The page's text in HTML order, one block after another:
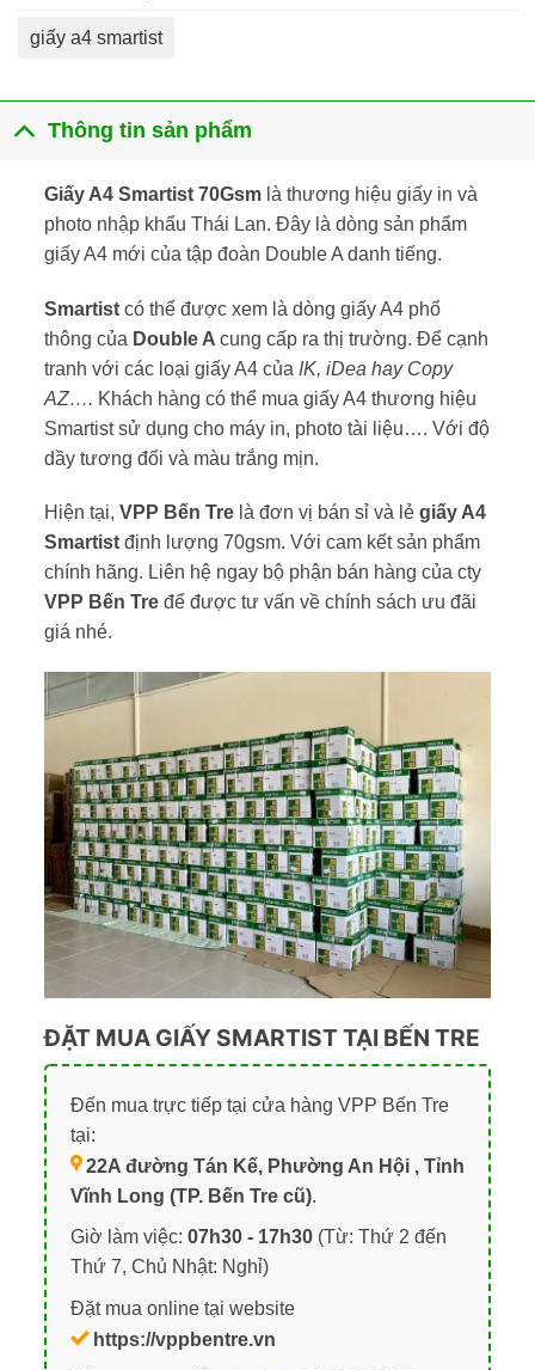
giấy a4 smartist
Thông tin sản phẩm
Giấy A4 Smartist 70Gsmlà thương hiệu giấy in và
photo nhập khẩu Thái Lan. Đây là dòng sản phẩm
giấy A4 mới của tập đoàn Double A danh tiếng.
Smartist có thể được xem là dòng giấy A4 phổ
thông của Double A cung cấp ra thị trường. Để cạnh
tranh với các loại giấy A4 của IK, iDea hay Copy
AZ…. Khách hàng có thể mua giấy A4 thương hiệu
Smartist sử dụng cho máy in, photo tài liệu…. Với độ
dầy tương đối và màu trắng mịn.
Hiện tại, VPP Bến Tre là đơn vị bán sỉ và lẻ giấy A4
Smartist định lượng 70gsm. Với cam kết sản phẩm
chính hãng. Liên hệ ngay bộ phận bán hàng của cty
VPP Bến Tre để được tư vấn về chính sách ưu đãi
giá nhé.
ĐẶT MUA GIẤY SMARTIST TẠI BẾN TRE
Đến mua trực tiếp tại cửa hàng VPP Bến Tre
tại:
22A đường Tán Kế, Phường An Hội , Tỉnh
Vĩnh Long (TP. Bến Tre cũ).
Giờ làm việc: 07h30 - 17h30(Từ: Thứ 2 đến
Thứ 7, Chủ Nhật: Nghỉ)
Đặt mua online tại website
https://vppbentre.vn